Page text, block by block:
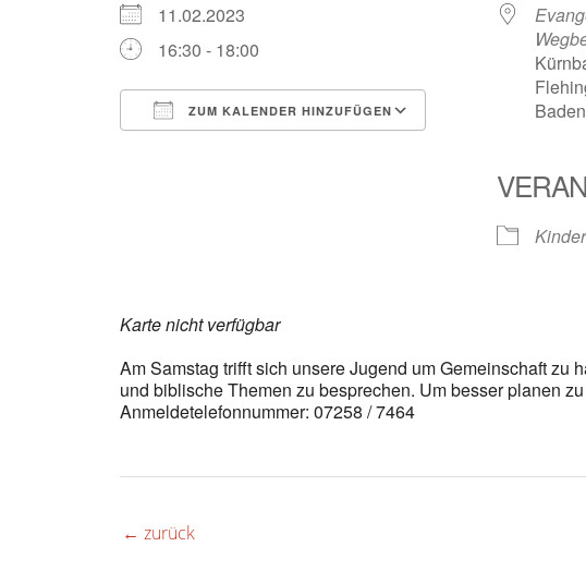
11.02.2023
16:30 - 18:00
ZUM KALENDER HINZUFÜGEN
Karte nicht verfügbar
Am Samstag trifft sich unsere Jugend um Gemeinschaft zu
und biblische Themen zu besprechen. Um besser planen
Anmeldetelefonnummer: 07258 / 7464
← zurück